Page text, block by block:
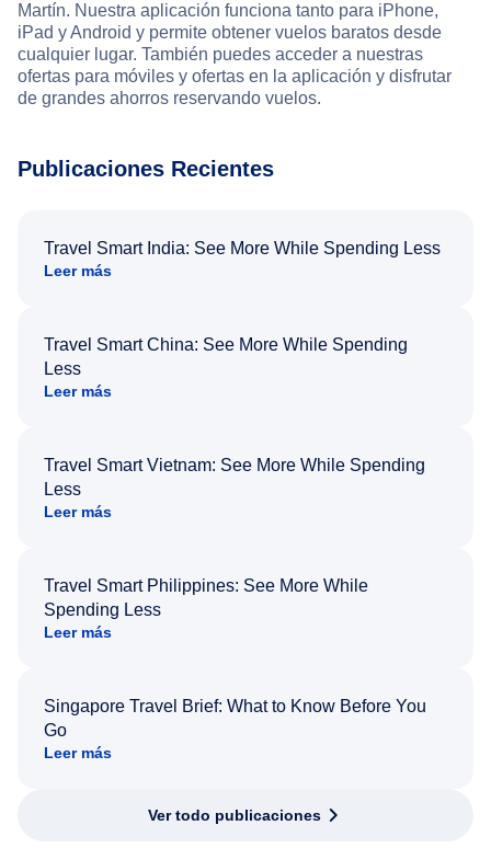
Martín. Nuestra aplicación funciona tanto para iPhone,
iPad y Android y permite obtener vuelos baratos desde
cualquier lugar. También puedes acceder a nuestras
ofertas para móviles y ofertas en la aplicación y disfrutar
de grandes ahorros reservando vuelos.
Publicaciones Recientes
Travel Smart India: See More While Spending Less
Leer más
Travel Smart China: See More While Spending
Less
Leer más
Travel Smart Vietnam: See More While Spending
Less
Leer más
Travel Smart Philippines: See More While
Spending Less
Leer más
Singapore Travel Brief: What to Know Before You
Go
Leer más
Ver todo publicaciones